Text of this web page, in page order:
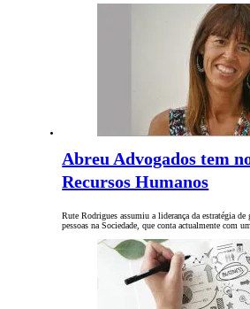
Abreu Advogados tem
Recursos Humanos
Rute Rodrigues assumiu a liderança da estratégia de
pessoas na Sociedade, que conta actualmente com